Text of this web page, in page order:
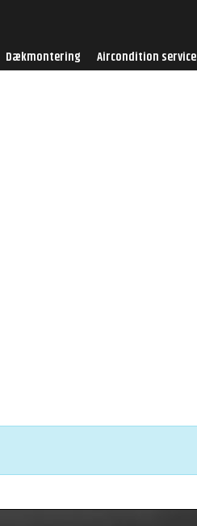
Dækmontering Aircondition service